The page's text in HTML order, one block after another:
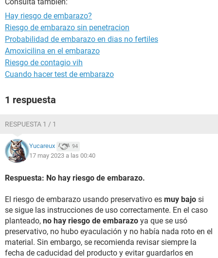
Hay riesgo de embarazo?
Riesgo de embarazo sin penetracion
Probabilidad de embarazo en dias no fertiles
Amoxicilina en el embarazo
Riesgo de contagio vih
Cuando hacer test de embarazo
1 respuesta
RESPUESTA 1 / 1
Yucareux 94
17 may 2023 a las 00:40
Respuesta: No hay riesgo de embarazo.
El riesgo de embarazo usando preservativo es muy bajo si
se sigue las instrucciones de uso correctamente. En el caso
planteado, no hay riesgo de embarazo ya que se usó
preservativo, no hubo eyaculación y no había nada roto en el
material. Sin embargo, se recomienda revisar siempre la
fecha de caducidad del producto y evitar guardarlos en